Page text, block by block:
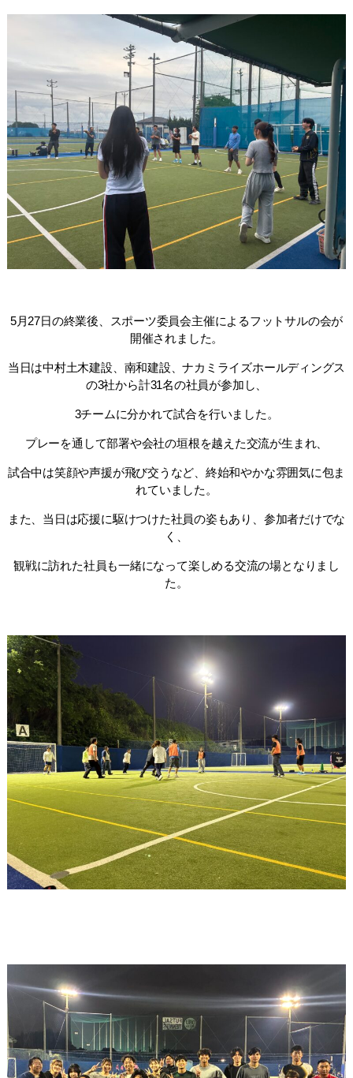
5月27日の終業後、スポーツ委員会主催によるフットサルの会が
開催されました。
当日は中村土木建設、南和建設、ナカミライズホールディングス
の3社から計31名の社員が参加し、
3チームに分かれて試合を行いました。
プレーを通して部署や会社の垣根を越えた交流が生まれ、
試合中は笑顔や声援が飛び交うなど、終始和やかな雰囲気に包ま
れていました。
また、当日は応援に駆けつけた社員の姿もあり、参加者だけでな
く、
観戦に訪れた社員も一緒になって楽しめる交流の場となりまし
た。